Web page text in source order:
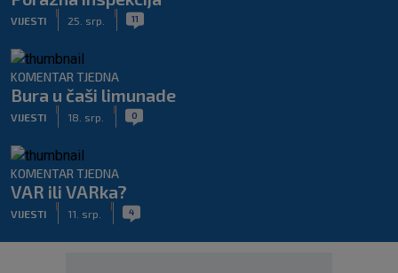
VIJESTI 25. srp. 11
KOMENTAR TJEDNA
Bura u čaši limunade
VIJESTI 18. srp. 0
KOMENTAR TJEDNA
VAR ili VARka?
VIJESTI 11. srp. 4